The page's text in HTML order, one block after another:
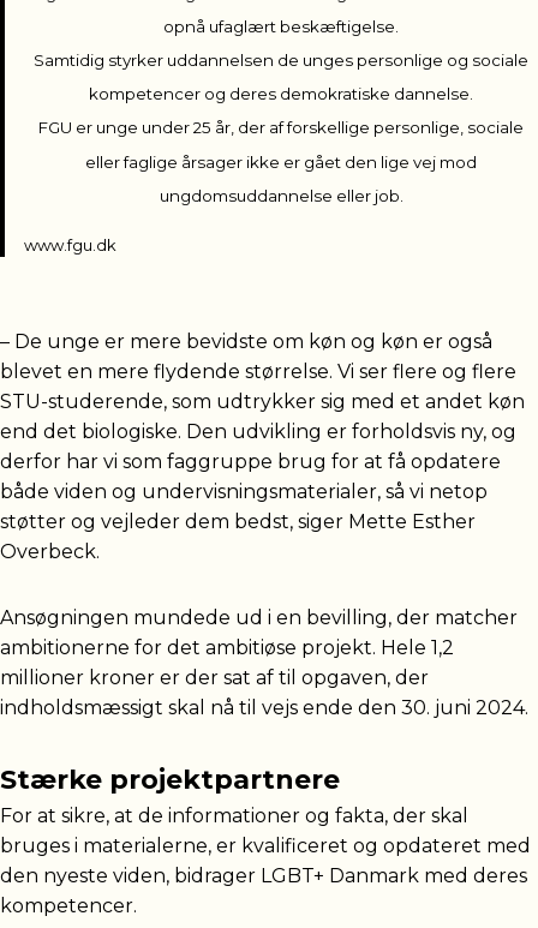
opnå ufaglært beskæftigelse.
Samtidig styrker uddannelsen de unges personlige og sociale
kompetencer og deres demokratiske dannelse.
FGU er unge under 25 år, der af forskellige personlige, sociale
eller faglige årsager ikke er gået den lige vej mod
ungdomsuddannelse eller job.
www.fgu.dk
– De unge er mere bevidste om køn og køn er også
blevet en mere flydende størrelse. Vi ser flere og flere
STU-studerende, som udtrykker sig med et andet køn
end det biologiske. Den udvikling er forholdsvis ny, og
derfor har vi som faggruppe brug for at få opdatere
både viden og undervisningsmaterialer, så vi netop
støtter og vejleder dem bedst, siger Mette Esther
Overbeck.
Ansøgningen mundede ud i en bevilling, der matcher
ambitionerne for det ambitiøse projekt. Hele 1,2
millioner kroner er der sat af til opgaven, der
indholdsmæssigt skal nå til vejs ende den 30. juni 2024.
Stærke projektpartnere
For at sikre, at de informationer og fakta, der skal
bruges i materialerne, er kvalificeret og opdateret med
den nyeste viden, bidrager LGBT+ Danmark med deres
kompetencer.